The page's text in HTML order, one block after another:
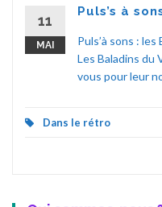
11
MAI
Puls’s à
Puls’à sons :
Les Baladins du
vous pour leur
Dans le rétro